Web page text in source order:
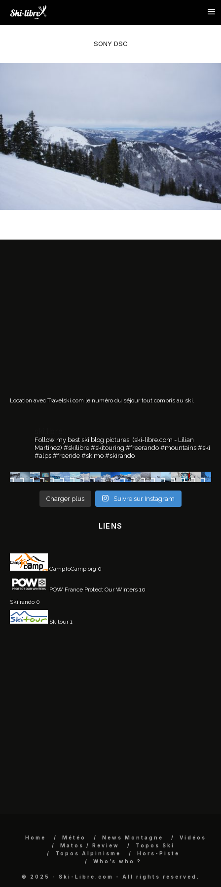
SONY DSC
Location avec Travelski.com le numéro du séjour tout compris au ski.
Follow my best ski blog pictures. (ski-libre.com - Lilian
Martinez) #skilibre #skitouring #freerando #mountains #ski
#alps #freeride #skimo #skirando
Charger plus Suivre sur Instagram
LIENS
CampToCamp.org 0
POW France Protect Our Winters 10
Ski rando 0
Skitour1
Home Météo News Montagne
Vidéos
Matos / Review
Topos Ski
Topos Alpinisme
Hors-Piste
Who’s who ?
© 2025 - Ski-Libre.com - All rights reserved.